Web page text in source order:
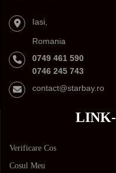
Iasi,
Romania
0749 461 590
0746 245 743
contact@starbay.ro
Verificare Cos
Cosul Meu